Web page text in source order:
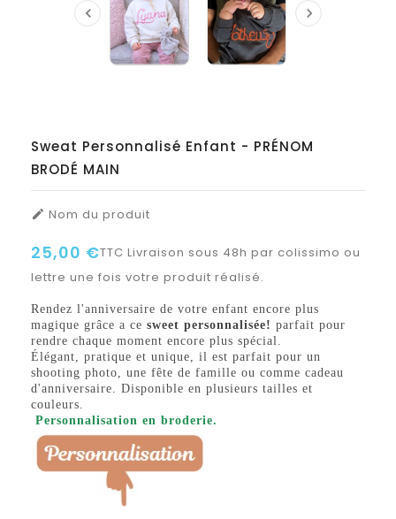
 
Sweat Personnalisé Enfant - PRÉNOM
BRODÉ MAIN
 Nom du produit
25,00 €TTC Livraison sous 48h par colissimo ou
lettre une fois votre produit réalisé.
Rendez l'anniversaire de votre enfant encore plus
magique grâce a ce sweet personnalisée! parfait pour
rendre chaque moment encore plus spécial.
Élégant, pratique et unique, il est parfait pour un
shooting photo, une fête de famille ou comme cadeau
d'anniversaire. Disponible en plusieurs tailles et
couleurs.
Personnalisation en broderie.